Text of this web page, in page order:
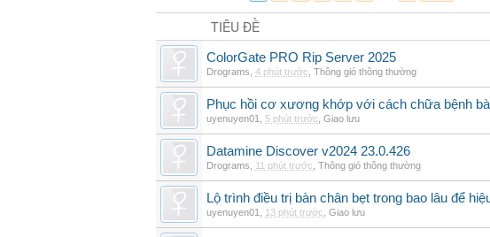
TIÊU ĐỀ
ColorGate PRO Rip Server 2025
Drograms 4 phút trước Thông gió thông thường
Phục hồi cơ xương khớp với cách chữa bệnh
uyenuyen01 5 phút trước Giao lưu
Datamine Discover v2024 23.0.426
Drograms 11 phút trước Thông gió thông thường
Lộ trình điều trị bàn chân bẹt trong bao lâu để
uyenuyen01 13 phút trước Giao lưu